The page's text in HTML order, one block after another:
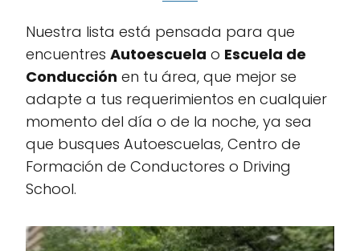
Nuestra lista está pensada para que
encuentres Autoescuela o Escuela de
Conducción en tu área, que mejor se
adapte a tus requerimientos en cualquier
momento del día o de la noche, ya sea
que busques Autoescuelas, Centro de
Formación de Conductores o Driving
School.